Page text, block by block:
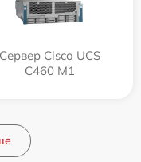
Сервер Cisco UCS
C460 M1